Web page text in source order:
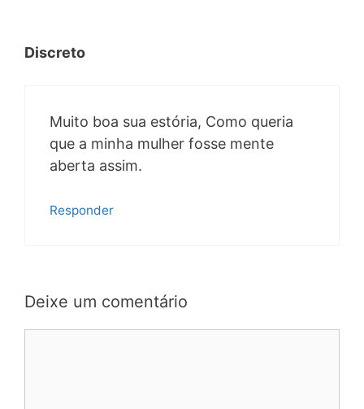
Discreto
Muito boa sua estória, Como queria
que a minha mulher fosse mente
aberta assim.
Responder
Deixe um comentário